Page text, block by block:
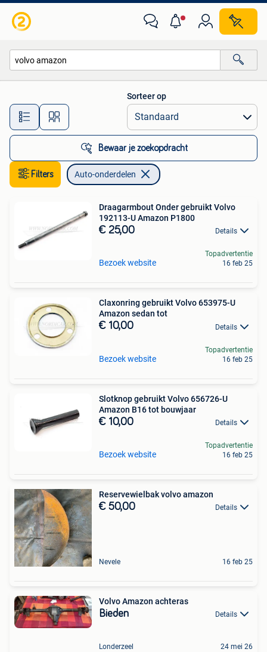
Alle afstanden…
Sorteer op
Bewaar je zoekopdracht
Filters Auto-onderdelen
Draagarmbout Onder gebruikt Volvo
192113-U Amazon P1800
€ 25,00 Details
Bezoek website
Topadvertentie
16 feb 25
Claxonring gebruikt Volvo 653975-U
Amazon sedan tot
€ 10,00 Details
Bezoek website
Topadvertentie
16 feb 25
Slotknop gebruikt Volvo 656726-U
Amazon B16 tot bouwjaar
€ 10,00 Details
Bezoek website
Topadvertentie
16 feb 25
Reservewielbak volvo amazon
€ 50,00 Details
Nevele 16 feb 25
Volvo Amazon achteras
Bieden Details
Londerzeel 24 mei 26